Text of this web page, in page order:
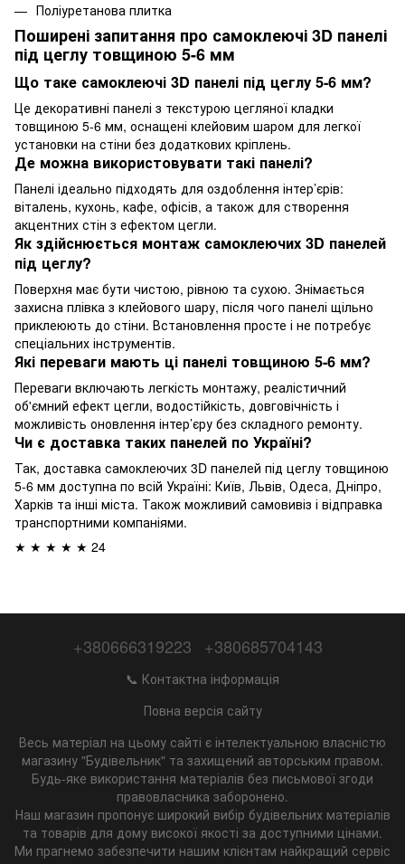
Поліуретанова плитка
Поширені запитання про самоклеючі 3D панелі
під цеглу товщиною 5-6 мм
Що таке самоклеючі 3D панелі під цеглу 5-6 мм?
Це декоративні панелі з текстурою цегляної кладки
товщиною 5-6 мм, оснащені клейовим шаром для легкої
установки на стіни без додаткових кріплень.
Де можна використовувати такі панелі?
Панелі ідеально підходять для оздоблення інтер’єрів:
віталень, кухонь, кафе, офісів, а також для створення
акцентних стін з ефектом цегли.
Як здійснюється монтаж самоклеючих 3D панелей
під цеглу?
Поверхня має бути чистою, рівною та сухою. Знімається
захисна плівка з клейового шару, після чого панелі щільно
приклеюють до стіни. Встановлення просте і не потребує
спеціальних інструментів.
Які переваги мають ці панелі товщиною 5-6 мм?
Переваги включають легкість монтажу, реалістичний
об'ємний ефект цегли, водостійкість, довговічність і
можливість оновлення інтер’єру без складного ремонту.
Чи є доставка таких панелей по Україні?
Так, доставка самоклеючих 3D панелей під цеглу товщиною
5-6 мм доступна по всій Україні: Київ, Львів, Одеса, Дніпро,
Харків та інші міста. Також можливий самовивіз і відправка
транспортними компаніями.
★ ★ ★ ★ ★ 24
+380666319223 +380685704143
📞 Контактна інформація
Повна версія сайту
Весь матеріал на цьому сайті є інтелектуальною власністю
магазину "Будівельник" та захищений авторським правом.
Будь-яке використання матеріалів без письмової згоди
правовласника заборонено.
Наш магазин пропонує широкий вибір будівельних матеріалів
та товарів для дому високої якості за доступними цінами.
Ми прагнемо забезпечити нашим клієнтам найкращий сервіс